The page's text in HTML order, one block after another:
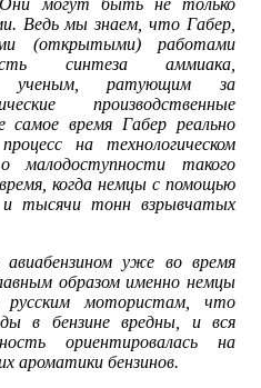
Ведь мы знаем, что Габер,
(открытыми) работами
синтеза аммиака,
ученым, ратующим за
производственные
время Габер реально
на технологическом
такого
когда немцы с помощью
тысячи тонн взрывчатых
уже во время
образом именно немцы
русским мотористам, что
в бензине вредны, и вся
ориентировалась на
ароматики бензинов.